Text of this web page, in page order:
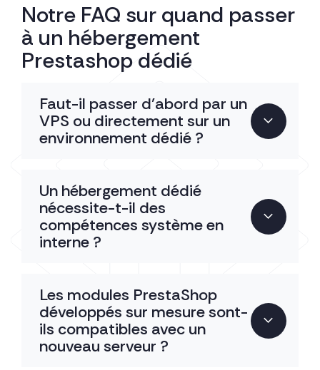
Notre FAQ sur quand passer
à un hébergement
Prestashop dédié
Faut-il passer d’abord par un
VPS ou directement sur un
environnement dédié ?
Un hébergement dédié
nécessite-t-il des
compétences système en
interne ?
Les modules PrestaShop
développés sur mesure sont-
ils compatibles avec un
nouveau serveur ?